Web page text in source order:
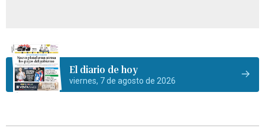
El diario de hoy
viernes, 7 de agosto de 2026